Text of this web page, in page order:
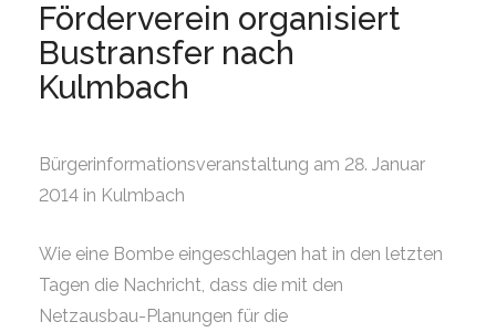
Förderverein organisiert
Bustransfer nach
Kulmbach
Bürgerinformationsveranstaltung am 28. Januar
2014 in Kulmbach
Wie eine Bombe eingeschlagen hat in den letzten
Tagen die Nachricht, dass die mit den
Netzausbau-Planungen für die